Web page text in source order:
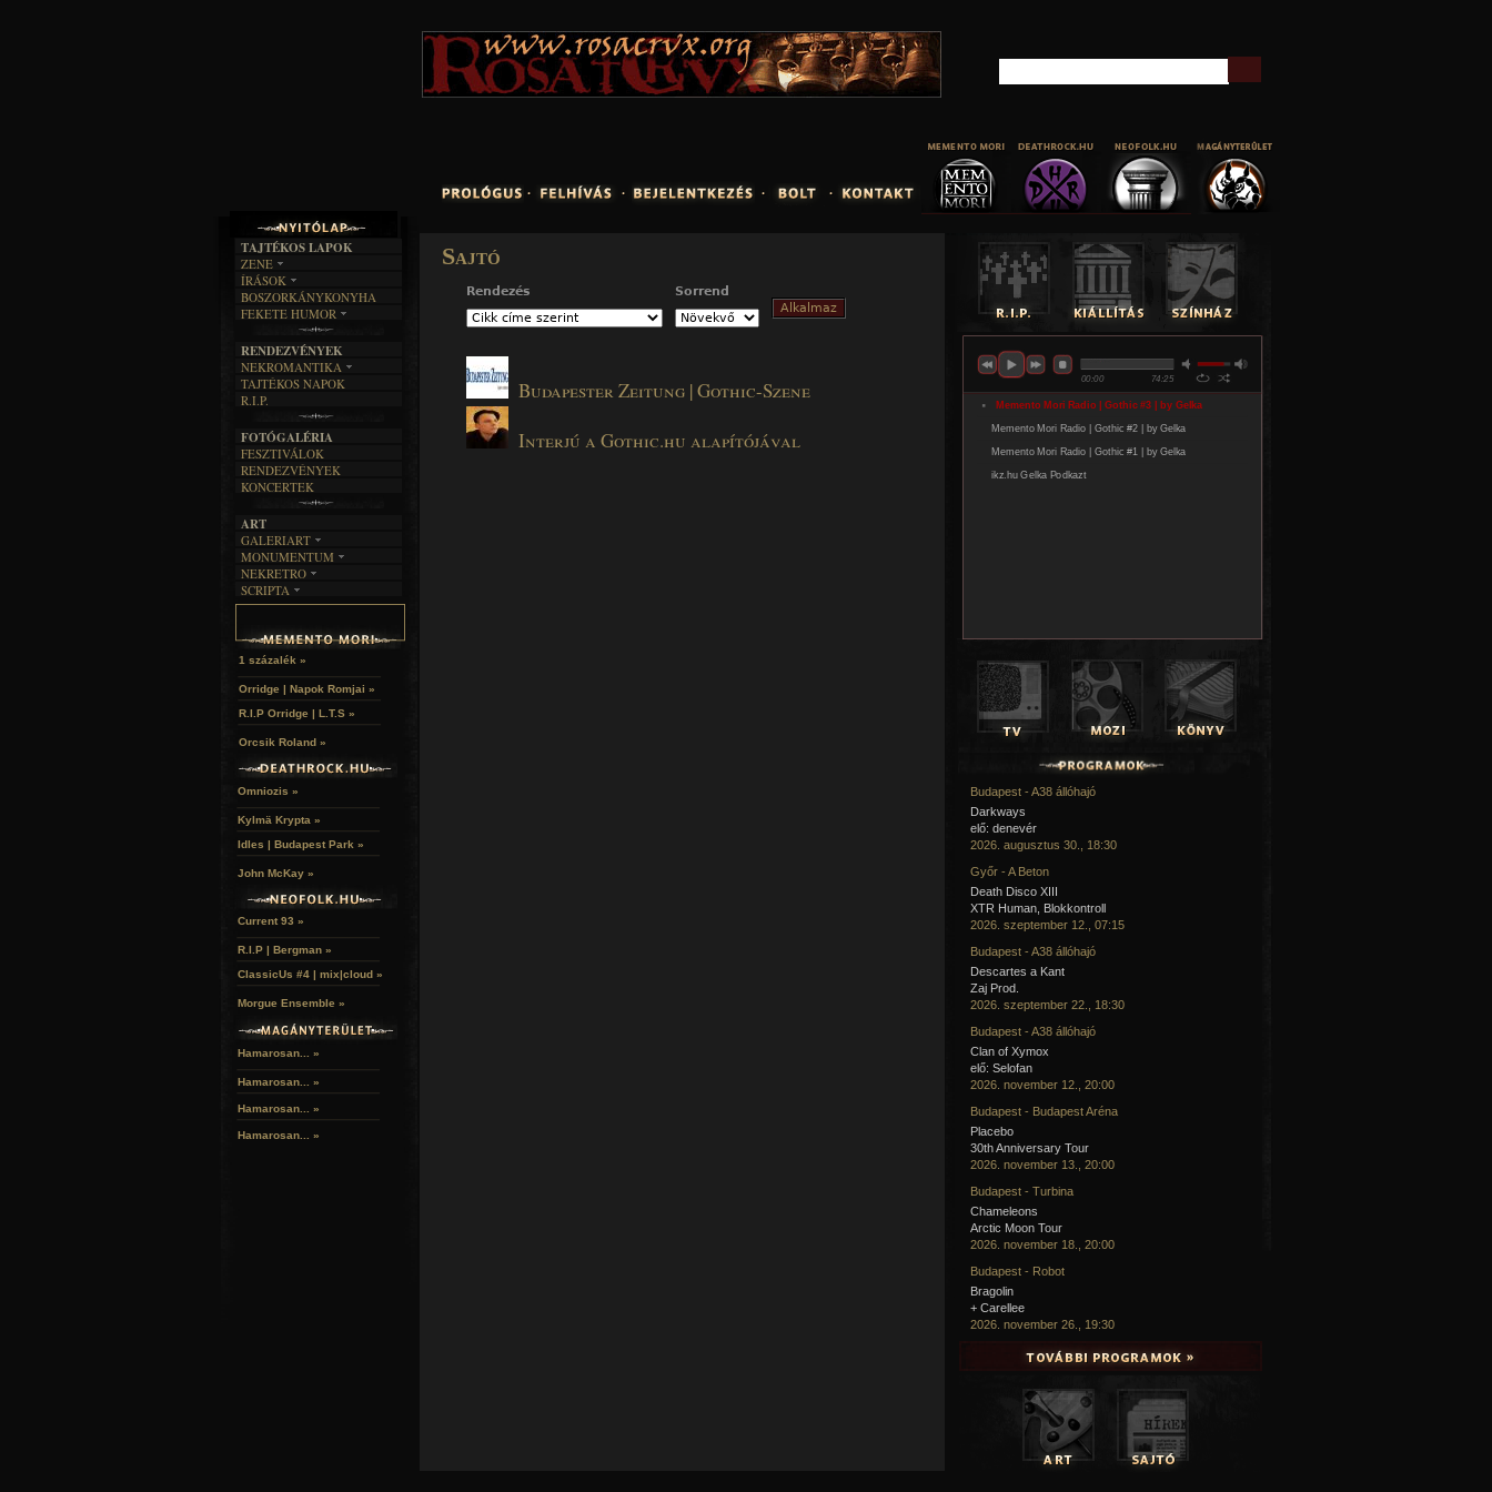
Sajtó
Rendezés Sorrend
Budapester Zeitung | Gothic-Szene
Interjú a Gothic.hu alapítójával
TAJTÉKOS LAPOK
ZENE
EGYÜTTESEK
INTERJÚK
FORDÍTÁSOK
DALSZÖVEGEK
ÍRÁSOK
IRODALOM
FILM
MŰVÉSZET
ÍRÁSTÖRTÉNET
BOSZORKÁNYKONYHA
FEKETE HUMOR
SZÖVEGES
RENDEZVÉNYEK
NEKROMANTIKA
AKTUÁLIS
A MÚLT
TAJTÉKOS NAPOK
R.I.P.
FOTÓGALÉRIA
FESZTIVÁLOK
RENDEZVÉNYEK
KONCERTEK
ART
GALERIART
ARTGALERI
KÉPREGÉNYEK
LAKÁSKULTS
MONUMENTUM
TEMETŐK
TEMPLOMOK
HELYEK
NEKRETRO
SZUBKULT
RELIKVIÁK
SCRIPTA
NOVELLÁK
HALÁLTÁNC
1 százalék »
Orridge | Napok Romjai »
R.I.P Orridge | L.T.S »
Orcsik Roland »
Omniozis »
Kylmä Krypta »
Idles | Budapest Park »
John McKay »
Current 93 »
R.I.P | Bergman »
ClassicUs #4 | mix|cloud »
Morgue Ensemble »
Hamarosan... »
Hamarosan... »
Hamarosan... »
Hamarosan... »
Budapest - A38 állóhajó
Darkways
elő: denevér
2026. augusztus 30., 18:30
Győr - A Beton
Death Disco XIII
XTR Human, Blokkontroll
2026. szeptember 12., 07:15
Budapest - A38 állóhajó
Descartes a Kant
Zaj Prod.
2026. szeptember 22., 18:30
Budapest - A38 állóhajó
Clan of Xymox
elő: Selofan
2026. november 12., 20:00
Budapest - Budapest Aréna
Placebo
30th Anniversary Tour
2026. november 13., 20:00
Budapest - Turbina
Chameleons
Arctic Moon Tour
2026. november 18., 20:00
Budapest - Robot
Bragolin
+ Carellee
2026. november 26., 19:30